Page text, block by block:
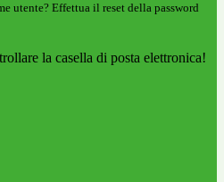
utente? Effettua il reset della password
la casella di posta elettronica!